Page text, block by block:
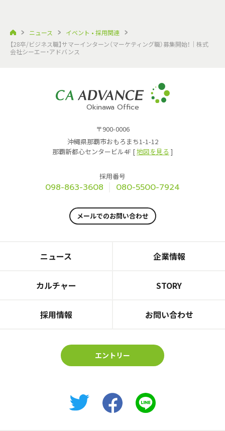
ニュース
イベント • 採用関連
【28卒/ビジネス職】サマーインターン（マーケティング職）募集開始！｜株式
会社シーエー・アドバンス
Okinawa Office
〒900-0006
沖縄県那覇市おもろまち1-1-12
那覇新都心センタービル4F [地図を見る ]
採用番号
098-863-3608 080-5500-7924
メールでのお問い合わせ
ニュース 企業情報
カルチャー STORY
採用情報 お問い合わせ
エントリー